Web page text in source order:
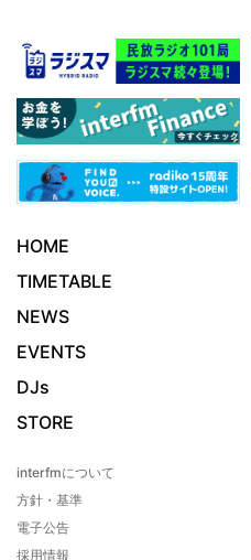
HOME
TIMETABLE
NEWS
EVENTS
DJs
STORE
interfmについて
方針・基準
電子公告
採用情報